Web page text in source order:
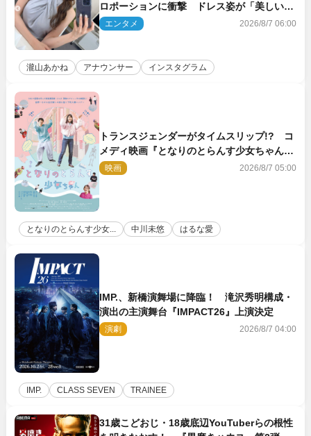
ロポーションに衝撃 ドレス姿が「美しい」
「品がありすぎる」
エンタメ 2026/8/7 06:00
瀧山あかね アナウンサー インスタグラム
トランスジェンダーがタイムスリップ!? コ
メディ映画『となりのとらんす少女ちゃん』
11.7公開決定
映画 2026/8/7 05:00
となりのとらんす少女... 中川未悠 はるな愛
IMP.、新橋演舞場に降臨！ 滝沢秀明構成・
演出の主演舞台『IMPACT26』上演決定
演劇 2026/8/7 04:00
IMP. CLASS SEVEN TRAINEE
31歳こどおじ・18歳底辺YouTuberらの根性